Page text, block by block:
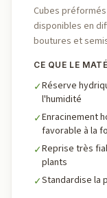
Cubes
disponibles en
boutures et
CE QUE LE
✓Réserve
l'humidité
✓Enracinement
favorable à la
✓Reprise très
plants
✓Standardise la